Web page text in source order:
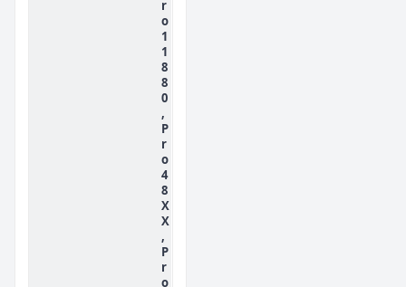
r
o
1
1
8
8
0
,
P
r
o
4
8
X
X
,
P
r
o